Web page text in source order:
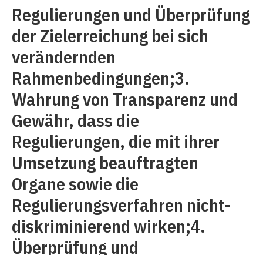
Regulierungen und Überprüfung
der Zielerreichung bei sich
verändernden
Rahmenbedingungen;3.
Wahrung von Transparenz und
Gewähr, dass die
Regulierungen, die mit ihrer
Umsetzung beauftragten
Organe sowie die
Regulierungsverfahren nicht-
diskriminierend wirken;4.
Überprüfung und